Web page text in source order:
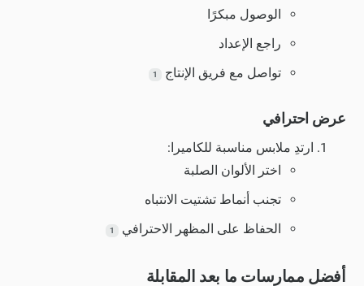
الوصول مبكرًا
راجع الإعداد
تواصل مع فريق الإنتاج
1
عرض احترافي
ارتدِ ملابس مناسبة للكاميرا:
اختر الألوان الصلبة
تجنب أنماط تشتيت الانتباه
الحفاظ على المظهر الاحترافي
1
أفضل ممارسات ما بعد المقابلة